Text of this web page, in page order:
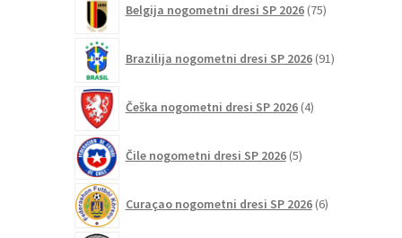
Belgija nogometni dresi SP 2026 75izdelkov
Brazilija nogometni dresi SP 2026 91izdelkov
Češka nogometni dresi SP 2026 4izdelki
Čile nogometni dresi SP 2026 5izdelkov
Curaçao nogometni dresi SP 2026 6izdelkov